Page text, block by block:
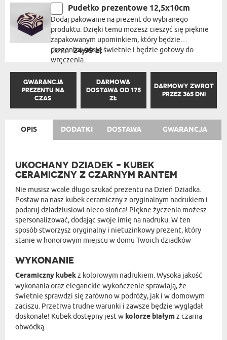
Pudełko prezentowe 12,5x10cm
Dodaj pakowanie na prezent do wybranego
produktu. Dzięki temu możesz cieszyć się pięknie
zapakowanym upominkiem, który będzie
prezentował się świetnie i będzie gotowy do
wręczenia.
Cena:24,99 zł
GWARANCJA
PREZENTU NA
CZAS
DARMOWA
DOSTAWA OD 175
ZŁ
DARMOWY ZWROT
PRZEZ 365 DNI
OPIS DODATKI DOSTAWA GWARANCJA
UKOCHANY DZIADEK - KUBEK
CERAMICZNY Z CZARNYM RANTEM
Nie musisz wcale długo szukać prezentu na Dzień Dziadka.
Postaw na nasz kubek ceramiczny z oryginalnym nadrukiem i
podaruj dziadziusiowi nieco słońca! Piękne życzenia możesz
spersonalizować, dodając swoje imię na nadruku. W ten
sposób stworzysz oryginalny i nietuzinkowy prezent, który
stanie w honorowym miejscu w domu Twoich dziadków
WYKONANIE
Ceramiczny kubekz kolorowym nadrukiem. Wysoka jakość
wykonania oraz eleganckie wykończenie sprawiają, że
świetnie sprawdzi się zarówno w podróży, jak i w domowym
zaciszu. Przetrwa trudne warunki i zawsze będzie wyglądał
doskonale! Kubek dostępny jest w kolorze białymz czarną
obwódką.